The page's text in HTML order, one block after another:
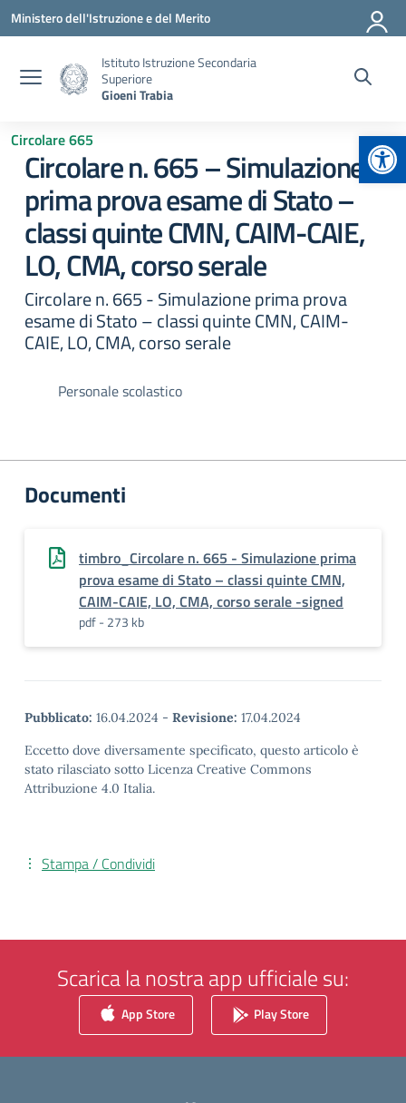
Vai ai contenuti
Vai al menu di navigazione
Vai al footer
Ministero dell'Istruzione e del Merito
Istituto Istruzione Secondaria
Superiore
Gioeni Trabia
Circolare 665
Circolare n. 665 – Simulazione
prima prova esame di Stato –
classi quinte CMN, CAIM-CAIE,
LO, CMA, corso serale
Circolare n. 665 - Simulazione prima prova
esame di Stato – classi quinte CMN, CAIM-
CAIE, LO, CMA, corso serale
Personale scolastico
Documenti
timbro_Circolare n. 665 - Simulazione prima
prova esame di Stato – classi quinte CMN,
CAIM-CAIE, LO, CMA, corso serale -signed
pdf - 273 kb
Pubblicato: 16.04.2024 - Revisione: 17.04.2024
Eccetto dove diversamente specificato, questo articolo è
stato rilasciato sotto Licenza Creative Commons
Attribuzione 4.0 Italia.
Stampa / Condividi
Scarica la nostra app ufficiale su:
App Store Play Store